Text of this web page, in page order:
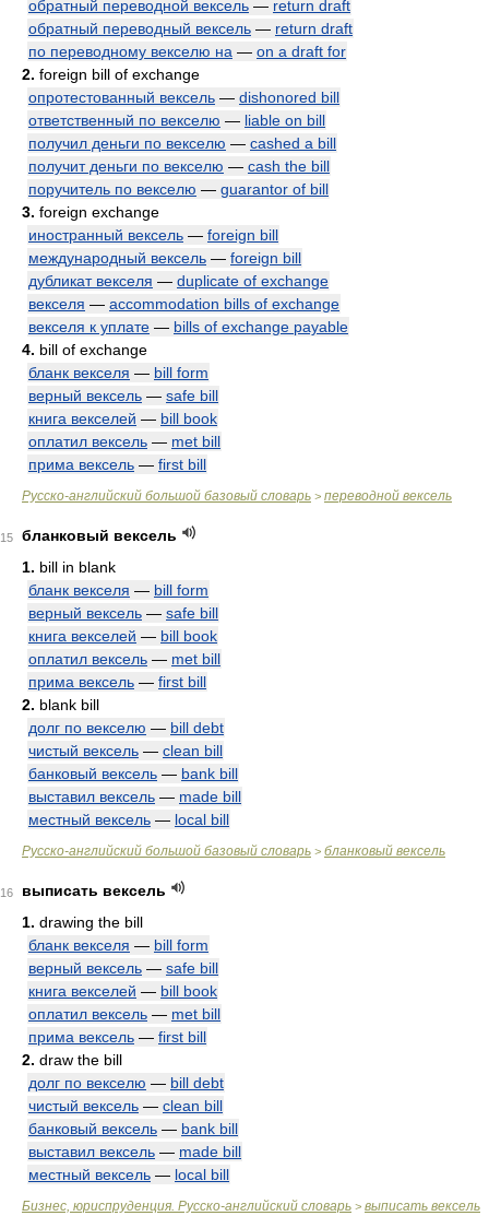
обратный переводной вексель — return draft
обратный переводный вексель — return draft
по переводному векселю на — on a draft for
2. foreign bill of exchange
опротестованный вексель — dishonored bill
ответственный по векселю — liable on bill
получил деньги по векселю — cashed a bill
получит деньги по векселю — cash the bill
поручитель по векселю — guarantor of bill
3. foreign exchange
иностранный вексель — foreign bill
международный вексель — foreign bill
дубликат векселя — duplicate of exchange
векселя — accommodation bills of exchange
векселя к уплате — bills of exchange payable
4. bill of exchange
бланк векселя — bill form
верный вексель — safe bill
книга векселей — bill book
оплатил вексель — met bill
прима вексель — first bill
Русско-английский большой базовый словарь > переводной вексель
15
бланковый вексель
1. bill in blank
бланк векселя — bill form
верный вексель — safe bill
книга векселей — bill book
оплатил вексель — met bill
прима вексель — first bill
2. blank bill
долг по векселю — bill debt
чистый вексель — clean bill
банковый вексель — bank bill
выставил вексель — made bill
местный вексель — local bill
Русско-английский большой базовый словарь > бланковый вексель
16
выписать вексель
1. drawing the bill
бланк векселя — bill form
верный вексель — safe bill
книга векселей — bill book
оплатил вексель — met bill
прима вексель — first bill
2. draw the bill
долг по векселю — bill debt
чистый вексель — clean bill
банковый вексель — bank bill
выставил вексель — made bill
местный вексель — local bill
Бизнес, юриспруденция. Русско-английский словарь > выписать вексель